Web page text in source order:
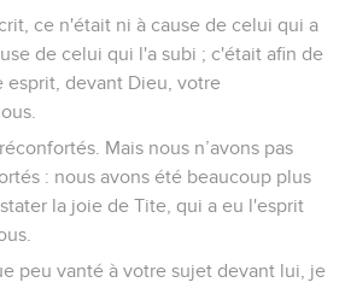
ce n'était ni à cause de celui qui a
de celui qui l'a subi ; c'était afin de
esprit, devant Dieu, votre
Mais nous n’avons pas
: nous avons été beaucoup plus
la joie de Tite, qui a eu l'esprit
peu vanté à votre sujet devant lui, je